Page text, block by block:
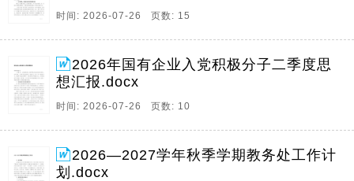
时间: 2026-07-26 页数: 15
2026年国有企业入党积极分子二季度思
想汇报.docx
时间: 2026-07-26 页数: 10
2026—2027学年秋季学期教务处工作计
划.docx